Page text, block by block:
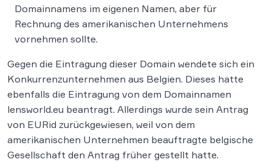
Domainnamens im eigenen Namen, aber für
Rechnung des amerikanischen Unternehmens
vornehmen sollte.
Gegen die Eintragung dieser Domain wendete sich ein
Konkurrenzunternehmen aus Belgien. Dieses hatte
ebenfalls die Eintragung von dem Domainnamen
lensworld.eu beantragt. Allerdings wurde sein Antrag
von EURid zurückgewiesen, weil von dem
amerikanischen Unternehmen beauftragte belgische
Gesellschaft den Antrag früher gestellt hatte.